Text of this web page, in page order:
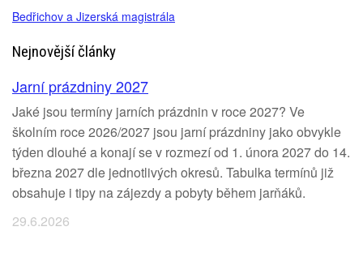
Bedřichov a Jizerská magistrála
Nejnovější články
Jarní prázdniny 2027
Jaké jsou termíny jarních prázdnin v roce 2027? Ve
školním roce 2026/2027 jsou jarní prázdniny jako obvykle
týden dlouhé a konají se v rozmezí od 1. února 2027 do 14.
března 2027 dle jednotlivých okresů. Tabulka termínů již
obsahuje i tipy na zájezdy a pobyty během jarňáků.
29.6.2026